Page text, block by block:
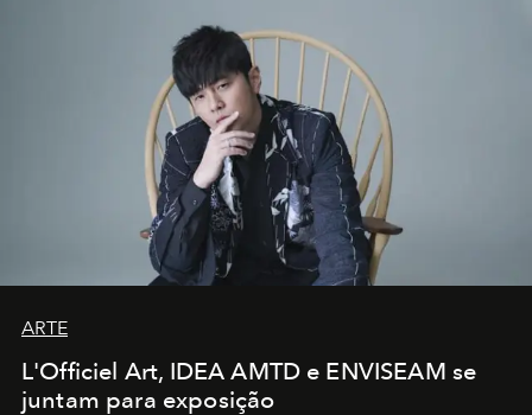
ARTE
L'Officiel Art, IDEA AMTD e ENVISEAM se
juntam para exposição